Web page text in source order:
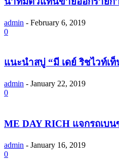
admin - February 6, 2019
0
แนะนำสบู่ “มี เดย์ ริชไวท์เท็
admin - January 22, 2019
0
‎ME DAY RICH แจกรถเบ
admin - January 16, 2019
0